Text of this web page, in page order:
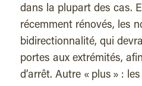
dans la plupart des cas.
récemment rénovés, les
bidirectionnalité, qui
portes aux extrémités,
d’arrêt. Autre « plus » :